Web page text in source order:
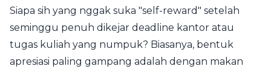
Siapa sih yang nggak suka "self-reward" setelah
seminggu penuh dikejar deadline kantor atau
tugas kuliah yang numpuk? Biasanya, bentuk
apresiasi paling gampang adalah dengan makan